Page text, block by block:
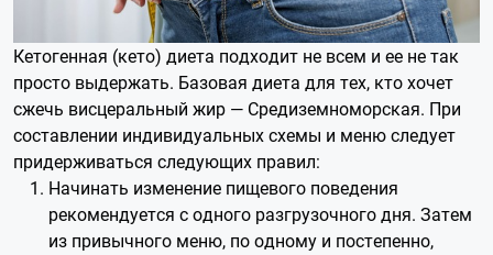
Кетогенная (кето) диета подходит не всем и ее не так
просто выдержать. Базовая диета для тех, кто хочет
сжечь висцеральный жир — Средиземноморская. При
составлении индивидуальных схемы и меню следует
придерживаться следующих правил:
Начинать изменение пищевого поведения
рекомендуется с одного разгрузочного дня. Затем
из привычного меню, по одному и постепенно,